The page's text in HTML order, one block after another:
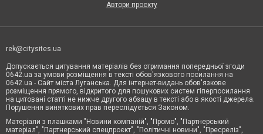
Автори проєкту
rek@citysites.ua
Допускається цитування матеріалів без отримання попередньої згоди
0642.ua за умови розміщення в тексті обов'язкового посилання на
0642.ua - Сайт міста Луганська. Для інтернет-видань обов'язкове
розміщення прямого, відкритого для пошукових систем гіперпосилання
на цитовані статті не нижче другого абзацу в тексті або в якості джерела.
Порушення виняткових прав переслідується Законом.
Матеріали з плашками "Новини компаній", "Промо", "Партнерський
матеріал", "Партнерський спецпроєкт", "Політичні новини", "Пресреліз",